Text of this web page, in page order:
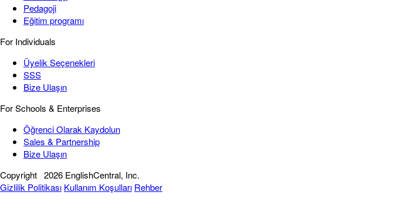
Pedagoji
Eğitim programı
For Individuals
Üyelik Seçenekleri
SSS
Bize Ulaşın
For Schools & Enterprises
Öğrenci Olarak Kaydolun
Sales & Partnership
Bize Ulaşın
Copyright 2026 EnglishCentral, Inc.
Gizlilik Politikası Kullanım Koşulları Rehber